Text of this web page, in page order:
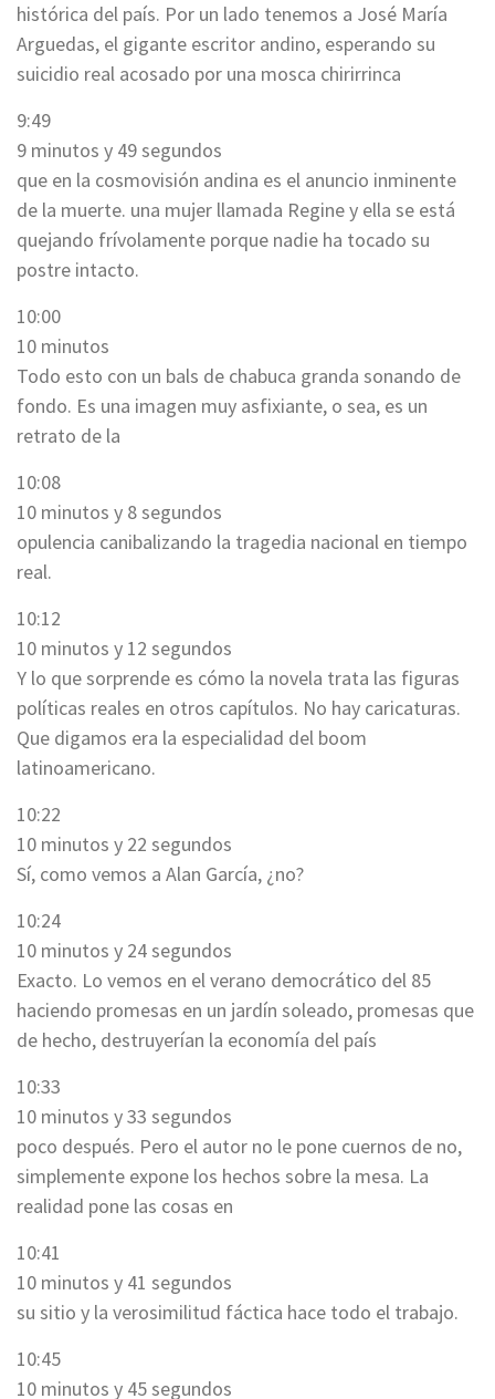
histórica del país. Por un lado tenemos a José María
Arguedas, el gigante escritor andino, esperando su
suicidio real acosado por una mosca chirirrinca
9:49
9 minutos y 49 segundos
que en la cosmovisión andina es el anuncio inminente
de la muerte. una mujer llamada Regine y ella se está
quejando frívolamente porque nadie ha tocado su
postre intacto.
10:00
10 minutos
Todo esto con un bals de chabuca granda sonando de
fondo. Es una imagen muy asfixiante, o sea, es un
retrato de la
10:08
10 minutos y 8 segundos
opulencia canibalizando la tragedia nacional en tiempo
real.
10:12
10 minutos y 12 segundos
Y lo que sorprende es cómo la novela trata las figuras
políticas reales en otros capítulos. No hay caricaturas.
Que digamos era la especialidad del boom
latinoamericano.
10:22
10 minutos y 22 segundos
Sí, como vemos a Alan García, ¿no?
10:24
10 minutos y 24 segundos
Exacto. Lo vemos en el verano democrático del 85
haciendo promesas en un jardín soleado, promesas que
de hecho, destruyerían la economía del país
10:33
10 minutos y 33 segundos
poco después. Pero el autor no le pone cuernos de no,
simplemente expone los hechos sobre la mesa. La
realidad pone las cosas en
10:41
10 minutos y 41 segundos
su sitio y la verosimilitud fáctica hace todo el trabajo.
10:45
10 minutos y 45 segundos